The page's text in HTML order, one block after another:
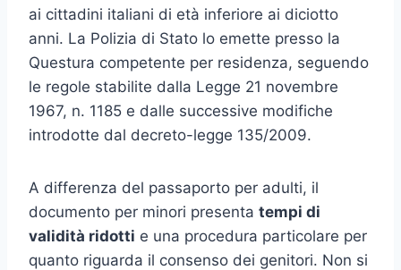
ai cittadini italiani di età inferiore ai diciotto
anni. La Polizia di Stato lo emette presso la
Questura competente per residenza, seguendo
le regole stabilite dalla Legge 21 novembre
1967, n. 1185 e dalle successive modifiche
introdotte dal decreto-legge 135/2009.
A differenza del passaporto per adulti, il
documento per minori presenta tempi di
validità ridotti e una procedura particolare per
quanto riguarda il consenso dei genitori. Non si